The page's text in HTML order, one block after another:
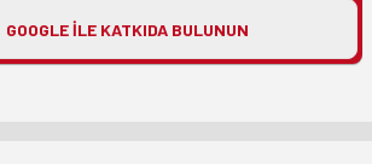
GOOGLE ILE KATKIDA BULUNUN